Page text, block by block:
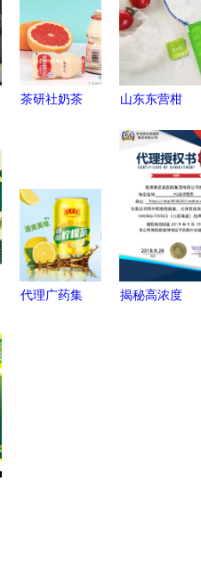
茶研社奶茶
的全面指南
山东东营柑
电话多少？
创业新机遇
等你来探
索！
代理广药集
揭秘高浓度